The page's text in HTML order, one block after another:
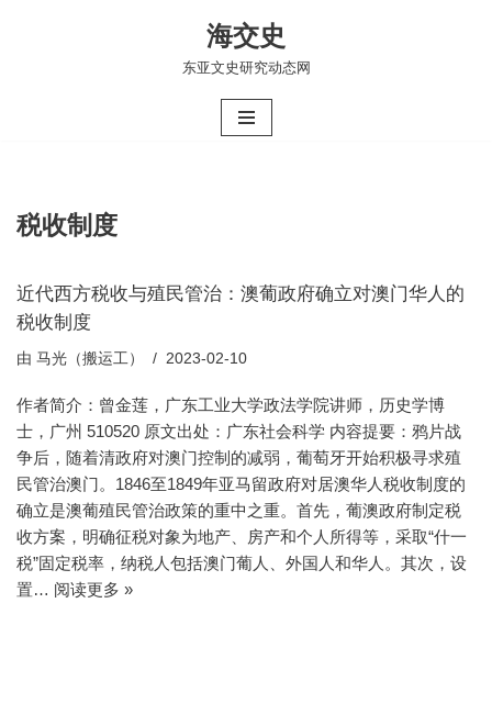
海交史
东亚文史研究动态网
税收制度
近代西方税收与殖民管治：澳葡政府确立对澳门华人的
税收制度
由 马光（搬运工） 2023-02-10
作者简介：曾金莲，广东工业大学政法学院讲师，历史学博
士，广州 510520 原文出处：广东社会科学 内容提要：鸦片战
争后，随着清政府对澳门控制的减弱，葡萄牙开始积极寻求殖
民管治澳门。1846至1849年亚马留政府对居澳华人税收制度的
确立是澳葡殖民管治政策的重中之重。首先，葡澳政府制定税
收方案，明确征税对象为地产、房产和个人所得等，采取“什一
税”固定税率，纳税人包括澳门葡人、外国人和华人。其次，设
置… 阅读更多 »